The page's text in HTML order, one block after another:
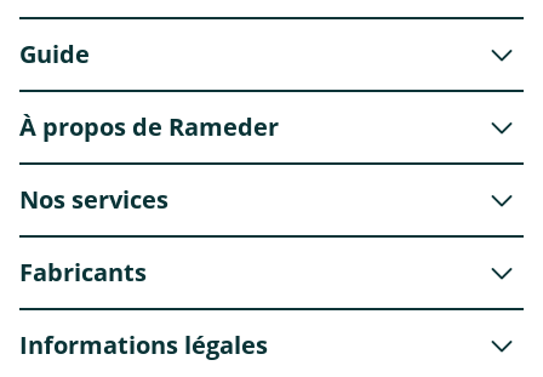
Guide
À propos de Rameder
Nos services
Fabricants
Informations légales